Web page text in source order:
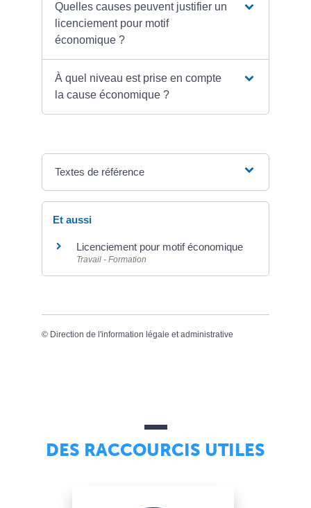
Quelles causes peuvent justifier un
licenciement pour motif
économique ?
À quel niveau est prise en compte
la cause économique ?
Textes de référence
Et aussi
Licenciement pour motif économique
Travail - Formation
© Direction de l'information légale et administrative
DES RACCOURCIS UTILES